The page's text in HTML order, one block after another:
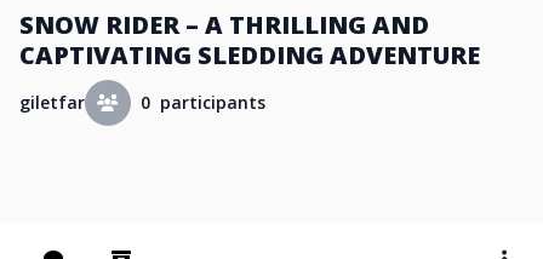
SNOW RIDER – A THRILLING AND
CAPTIVATING SLEDDING ADVENTURE
giletfar 0 participants